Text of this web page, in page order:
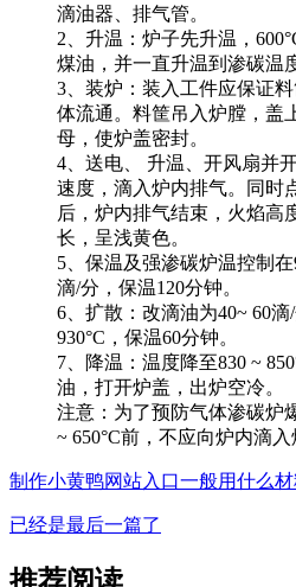
滴油器、排气管。
2、升温：炉子先升温，
煤油，并一直升温到渗碳温度
3、装炉：装入工件应保证
体流通。料筐吊入炉膛，盖
母，使炉盖密封。
4、送电、 升温、开风扇并
速度，滴入炉内排气。同时
后，炉内排气结束，火焰高
长，呈浅黄色。
5、保温及强渗碳炉温控制在
滴/分，保温120分钟。
6、扩散：改滴油为40~ 60
930°C，保温60分钟。
7、降温：温度降至830 ~
油，打开炉盖，出炉空冷。
注意：为了预防气体渗碳炉
~ 650°C前，不应向炉内滴入
制作小黄鸭网站入口一般用什么
已经是最后一篇了
推荐阅读